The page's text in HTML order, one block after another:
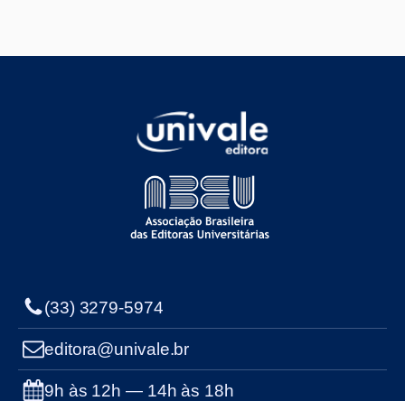
(33) 3279-5974
editora@univale.br
9h às 12h — 14h às 18h